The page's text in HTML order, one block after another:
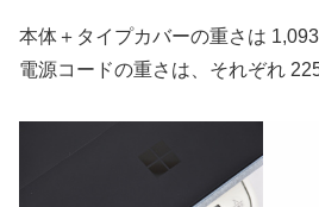
本体＋タイプカバーの重さは
電源コードの重さは、それぞれ